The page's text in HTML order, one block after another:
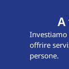
A
Investiamo
offrire
persone.